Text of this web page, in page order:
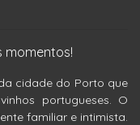
momentos!
cidade do Porto que
portugueses. O
familiar e intimista.